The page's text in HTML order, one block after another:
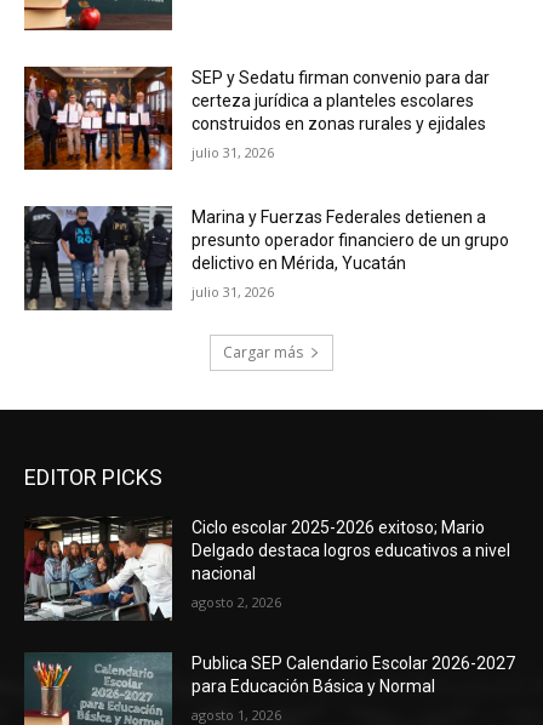
SEP y Sedatu firman convenio para dar
certeza jurídica a planteles escolares
construidos en zonas rurales y ejidales
julio 31, 2026
Marina y Fuerzas Federales detienen a
presunto operador financiero de un grupo
delictivo en Mérida, Yucatán
julio 31, 2026
Cargar más
EDITOR PICKS
Ciclo escolar 2025-2026 exitoso; Mario
Delgado destaca logros educativos a nivel
nacional
agosto 2, 2026
Publica SEP Calendario Escolar 2026-2027
para Educación Básica y Normal
agosto 1, 2026